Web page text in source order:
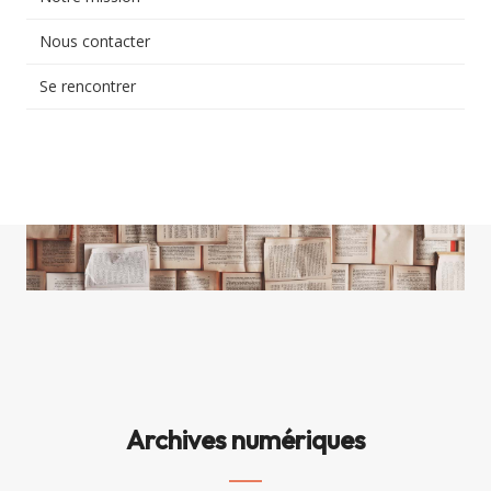
Nous contacter
Se rencontrer
Les hommes[incarnation]
Les traditions
Archives numériques